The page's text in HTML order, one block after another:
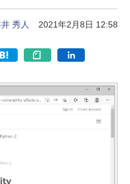
秀人 2021年2月8日 12:58